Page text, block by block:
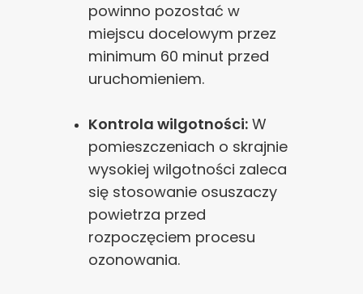
powinno pozostać w
miejscu docelowym przez
minimum 60 minut przed
uruchomieniem.
Kontrola wilgotności: W
pomieszczeniach o skrajnie
wysokiej wilgotności zaleca
się stosowanie osuszaczy
powietrza przed
rozpoczęciem procesu
ozonowania.